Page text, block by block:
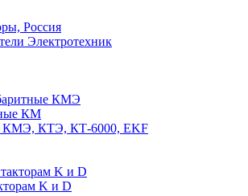
Россия
Электротехник
КМЭ
КМ
КМЭ, КТЭ, КТ-6000, EKF
K и D
K и D